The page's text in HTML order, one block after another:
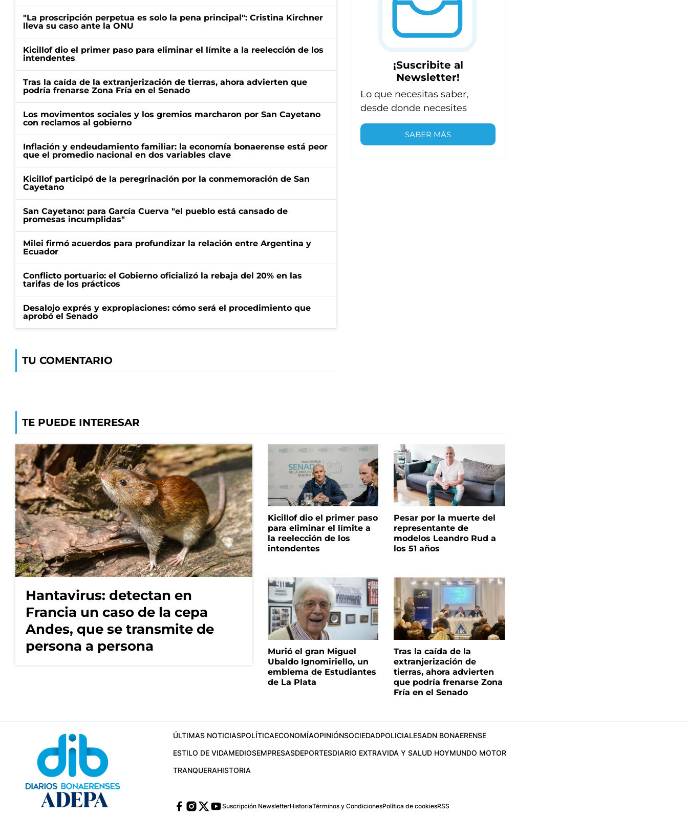
"La proscripción perpetua es solo la pena principal": Cristina Kirchner
lleva su caso ante la ONU
Kicillof dio el primer paso para eliminar el límite a la reelección de los
intendentes
Tras la caída de la extranjerización de tierras, ahora advierten que
podría frenarse Zona Fría en el Senado
Los movimentos sociales y los gremios marcharon por San Cayetano
con reclamos al gobierno
Inflación y endeudamiento familiar: la economía bonaerense está peor
que el promedio nacional en dos variables clave
Kicillof participó de la peregrinación por la conmemoración de San
Cayetano
San Cayetano: para García Cuerva "el pueblo está cansado de
promesas incumplidas"
Milei firmó acuerdos para profundizar la relación entre Argentina y
Ecuador
Conflicto portuario: el Gobierno oficializó la rebaja del 20% en las
tarifas de los prácticos
Desalojo exprés y expropiaciones: cómo será el procedimiento que
aprobó el Senado
TU COMENTARIO
¡Suscribite al
Newsletter!
Lo que necesitas saber,
desde donde necesites
SABER MÁS
TE PUEDE INTERESAR
Hantavirus: detectan en
Francia un caso de la cepa
Andes, que se transmite de
persona a persona
Kicillof dio el primer paso
para eliminar el límite a
la reelección de los
intendentes
Pesar por la muerte del
representante de
modelos Leandro Rud a
los 51 años
Murió el gran Miguel
Ubaldo Ignomiriello, un
emblema de Estudiantes
de La Plata
Tras la caída de la
extranjerización de
tierras, ahora advierten
que podría frenarse Zona
Fría en el Senado
ÚLTIMAS NOTICIASPOLÍTICAECONOMÍAOPINIÓNSOCIEDADPOLICIALESADN BONAERENSE
ESTILO DE VIDAMEDIOSEMPRESASDEPORTESDIARIO EXTRAVIDA Y SALUD HOYMUNDO MOTOR
TRANQUERAHISTORIA
Suscripción NewsletterHistoriaTérminos y CondicionesPolítica de cookiesRSS